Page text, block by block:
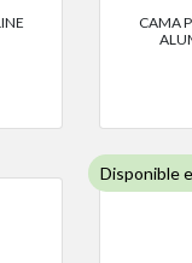
CAMA
Disponible